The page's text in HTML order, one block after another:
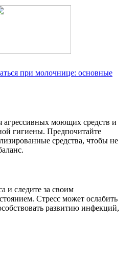
при молочнице: основные
агрессивных моющих средств и
гигиены. Предпочитайте
средства, чтобы не
и следите за своим
Стресс может ослабить
развитию инфекций,